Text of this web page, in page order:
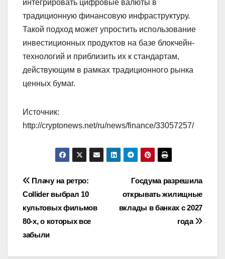
интегрировать цифровые валюты в
традиционную финансовую инфраструктуру.
Такой подход может упростить использование
инвестиционных продуктов на базе блокчейн-
технологий и приблизить их к стандартам,
действующим в рамках традиционного рынка
ценных бумаг.
Источник:
http://cryptonews.net/ru/news/finance/33057257/
Навигация
по
записям
Госдума разрешила
открывать жилищные
вклады в банках с 2027
года
Плачу на ретро:
Collider выбрал 10
культовых фильмов
80‑х, о которых все
забыли